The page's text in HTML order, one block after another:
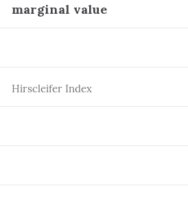
marginal value
Hirscleifer Index